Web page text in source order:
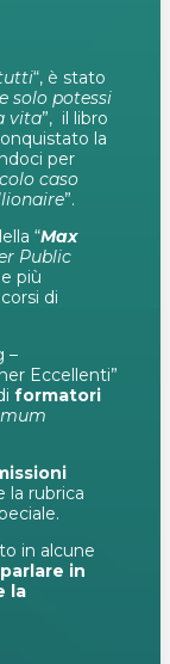
“, è stato
solo potessi
vita”, il libro
la
per
caso
”.
“Max
Public
più
di
–
Eccellenti”
formatori
la rubrica
in alcune
parlare in
la